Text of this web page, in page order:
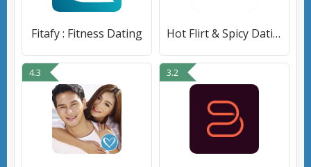
Fitafy : Fitness Dating Hot Flirt & Spicy Dating
4.3 3.2